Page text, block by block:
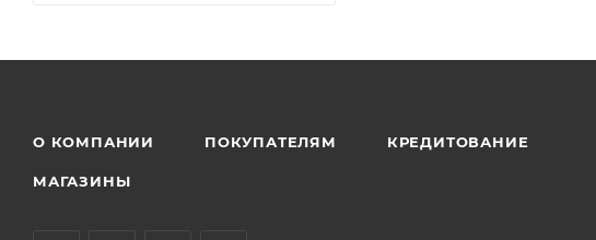
О КОМПАНИИ ПОКУПАТЕЛЯМ КРЕДИТОВАНИЕ
МАГАЗИНЫ